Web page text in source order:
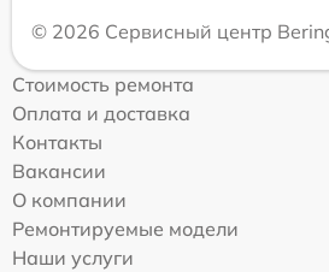
© 2026 Сервисный центр
Стоимость ремонта
Оплата и доставка
Контакты
Вакансии
О компании
Ремонтируемые модели
Наши услуги